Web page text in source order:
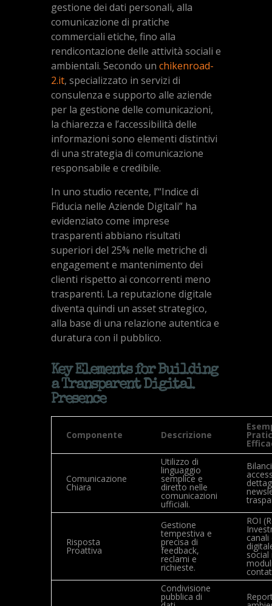
gestione dei dati personali, alla
comunicazione di pratiche
commerciali etiche, fino alla
rendicontazione delle attività sociali e
ambientali. Secondo un chikenroad-
2.it, specializzato in servizi di
consulenza e supporto alle aziende
per la gestione delle comunicazioni,
la chiarezza e l’accessibilità delle
informazioni sono elementi distintivi
di una strategia di comunicazione
responsabile e credibile.
In uno studio recente, l’“Indice di
Fiducia nelle Aziende Digitali” ha
evidenziato come imprese
trasparenti abbiano risultati
superiori del 25% nelle metriche di
engagement e mantenimento dei
clienti rispetto ai concorrenti meno
trasparenti. La reputazione digitale
diventa quindi un asset strategico,
alla base di una relazione autentica e
duratura con il pubblico.
Key Elements for Building
a Transparent Digital
Presence
Componente Descrizione
Comunicazione
Chiara
Utilizzo di
linguaggio
semplice e
diretto nelle
comunicazioni
ufficiali.
Risposta
Proattiva
Gestione
tempestiva e
precisa di
feedback,
reclami e
richieste.
ROI
social
Condivisione
pubblica di